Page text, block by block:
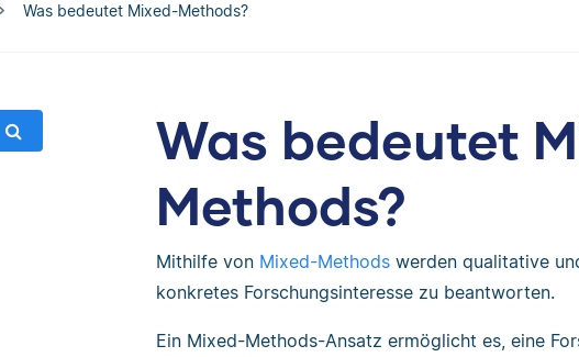
Was bedeutet Mixed-Methods?
Was bedeutet
Methods?
Mithilfe von Mixed-Methodswerden qualitative
konkretes Forschungsinteresse zu beantworten.
Ein Mixed-Methods-Ansatz ermöglicht es, eine